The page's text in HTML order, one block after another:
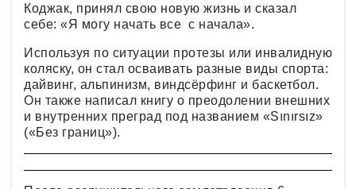
Коджак, принял свою новую жизнь и сказал
себе: «Я могу начать все с начала».
Используя по ситуации протезы или инвалидную
коляску, он стал осваивать разные виды спорта:
дайвинг, альпинизм, виндсёрфинг и баскетбол.
Он также написал книгу о преодолении внешних
и внутренних преград под названием «Sınırsız»
(«Без границ»).